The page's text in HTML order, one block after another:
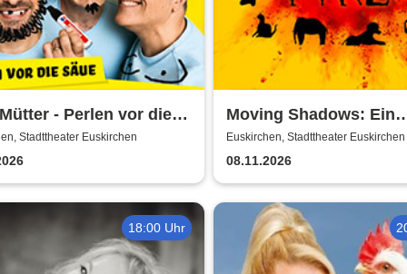
- Perlen vor die
Das Best Of zum
Stadttheater Euskirchen
Moving Shadows: Ein
Schattentheater, das
den Schatten stellt - On
Euskirchen, Stadttheater Euskirchen
08.11.2026
18:00 Uhr